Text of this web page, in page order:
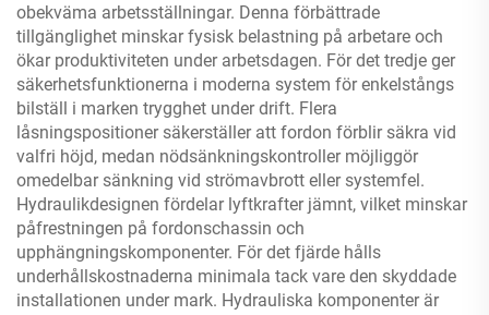
obekväma arbetsställningar. Denna förbättrade
tillgänglighet minskar fysisk belastning på arbetare och
ökar produktiviteten under arbetsdagen. För det tredje ger
säkerhetsfunktionerna i moderna system för enkelstångs
bilställ i marken trygghet under drift. Flera
låsningspositioner säkerställer att fordon förblir säkra vid
valfri höjd, medan nödsänkningskontroller möjliggör
omedelbar sänkning vid strömavbrott eller systemfel.
Hydraulikdesignen fördelar lyftkrafter jämnt, vilket minskar
påfrestningen på fordonschassin och
upphängningskomponenter. För det fjärde hålls
underhållskostnaderna minimala tack vare den skyddade
installationen under mark. Hydrauliska komponenter är